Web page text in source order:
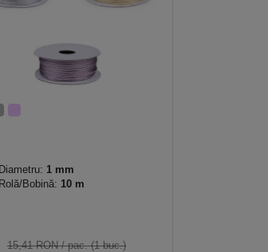
Diametru: 1 mm
Rolă/Bobină: 10 m
15,41 RON/ pac. (1 buc.)